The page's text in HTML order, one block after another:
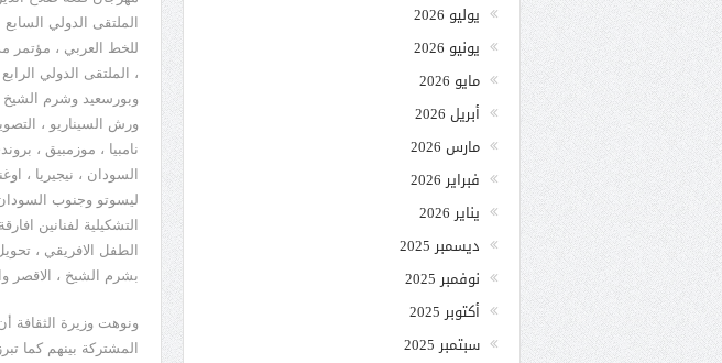
الملتقى الدولي
، الملتقى الدولي
وبورسعيد وشرم الشيخ
ورش السيناريو ،
نامبيا ، موزمبيق ،
السودان ، نيجيريا ،
ليسوتو وجنوب
التشكيلية لفنانين
الطفل الافريقي ،
بشرم الشيخ ، الاقصر
ونوهت وزيرة الثقافة
المشتركة بينهم كما
يوليو 2026
يونيو 2026
مايو 2026
أبريل 2026
مارس 2026
فبراير 2026
يناير 2026
ديسمبر 2025
نوفمبر 2025
أكتوبر 2025
سبتمبر 2025